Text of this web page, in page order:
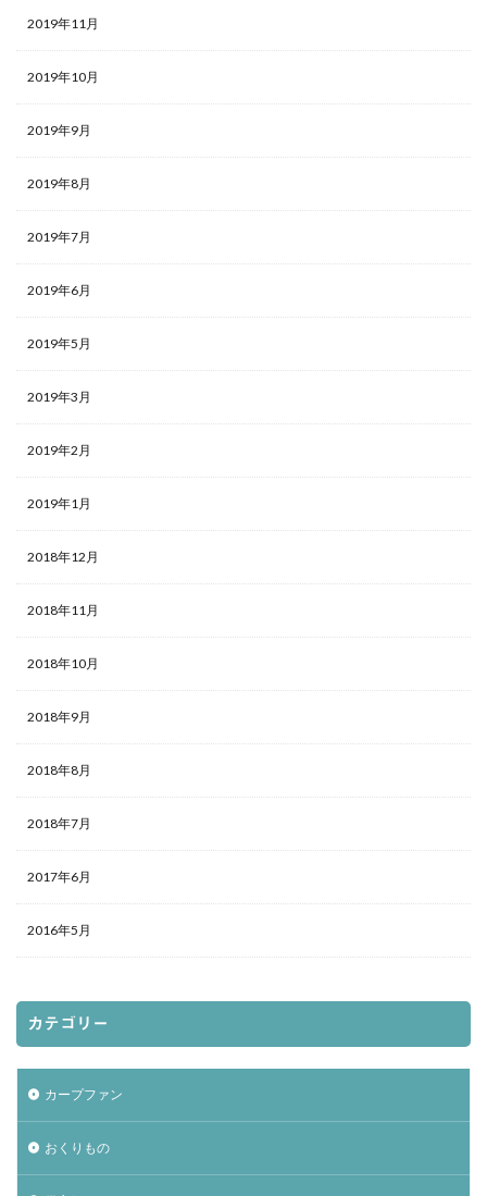
2019年11月
2019年10月
2019年9月
2019年8月
2019年7月
2019年6月
2019年5月
2019年3月
2019年2月
2019年1月
2018年12月
2018年11月
2018年10月
2018年9月
2018年8月
2018年7月
2017年6月
2016年5月
カテゴリー
カープファン
おくりもの